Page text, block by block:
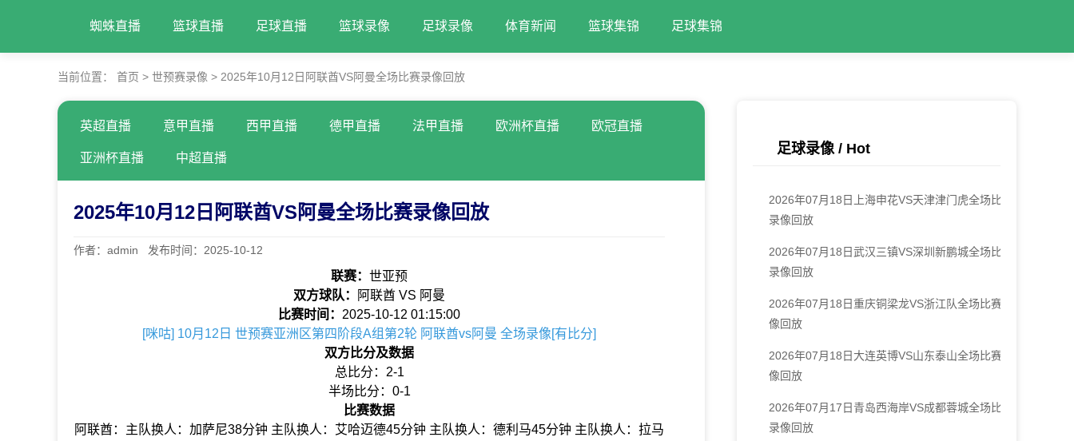
蜘蛛直播 篮球直播 足球直播 篮球录像 足球录像 体育新闻 篮球集锦 足球集锦
当前位置： 首页 > 世预赛录像 > 2025年10月12日阿联酋VS阿曼全场比赛录像回放
英超直播 意甲直播 西甲直播 德甲直播 法甲直播 欧洲杯直播 欧冠直播
亚洲杯直播 中超直播
2025年10月12日阿联酋VS阿曼全场比赛录像回放
作者：admin 发布时间：2025-10-12
联赛： 世亚预
双方球队：
阿联酋 VS 阿曼
比赛时间： 2025-10-12 01:15:00
[咪咕] 10月12日 世预赛亚洲区第四阶段A组第2轮 阿联酋vs阿曼 全场录像[有比分]
双方比分及数据
总比分：2-1
半场比分：0-1
比赛数据
阿联酋：主队换人：加萨尼38分钟 主队换人：艾哈迈德45分钟 主队换人：德利马45分钟 主队换人：拉马
足球录像 / Hot
2026年07月18日上海申花VS天津津门虎全场比赛
录像回放
2026年07月18日武汉三镇VS深圳新鹏城全场比赛
录像回放
2026年07月18日重庆铜梁龙VS浙江队全场比赛录
像回放
2026年07月18日大连英博VS山东泰山全场比赛录
像回放
2026年07月17日青岛西海岸VS成都蓉城全场比赛
录像回放